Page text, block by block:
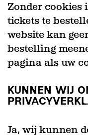
Zonder cookies
tickets te
website kan
bestelling
pagina als uw
KUNNEN WIJ
Ja, wij kunnen